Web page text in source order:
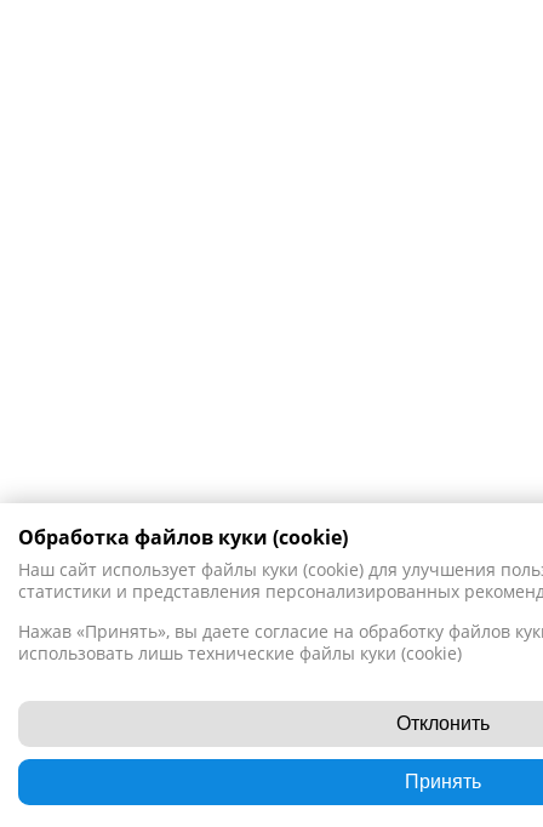
Обработка файлов куки (cookie)
Наш сайт использует файлы куки (cookie) для улучшения
статистики и представления персонализированных
Нажав «Принять», вы даете согласие на обработку файлов
использовать лишь технические файлы куки (cookie)
Отклонить
Принять